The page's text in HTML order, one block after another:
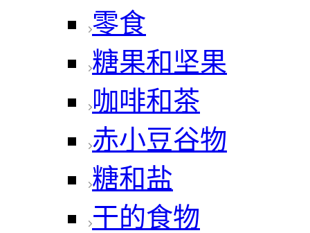
零食
糖果和坚果
咖啡和茶
赤小豆谷物
糖和盐
干的食物